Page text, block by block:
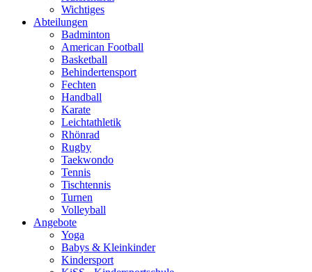
Wichtiges
Abteilungen
Badminton
American Football
Basketball
Behindertensport
Fechten
Handball
Karate
Leichtathletik
Rhönrad
Rugby
Taekwondo
Tennis
Tischtennis
Turnen
Volleyball
Angebote
Yoga
Babys & Kleinkinder
Kindersport